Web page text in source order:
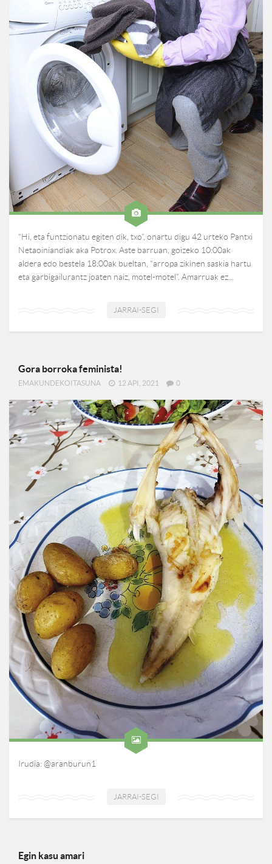
“Hi, eta funtzionatu egiten dik, txo”, onartu digu 42 urteko Pantxi
Netaoiniandiak aka Potrox. Aste barruan, goizeko 10:00ak
aldera edo bestela 18:00ak bueltan, “arropa zikinen saskia hartu
eta garbigailurantz joaten naiz, motel-motel”. Amarruak ez...
JARRAI-SEGI
Gora borroka feminista!
EMAKUNDEKOITASUNA 12 API, 2021 0
Irudia: @aranburun1
JARRAI-SEGI
Egin kasu amari